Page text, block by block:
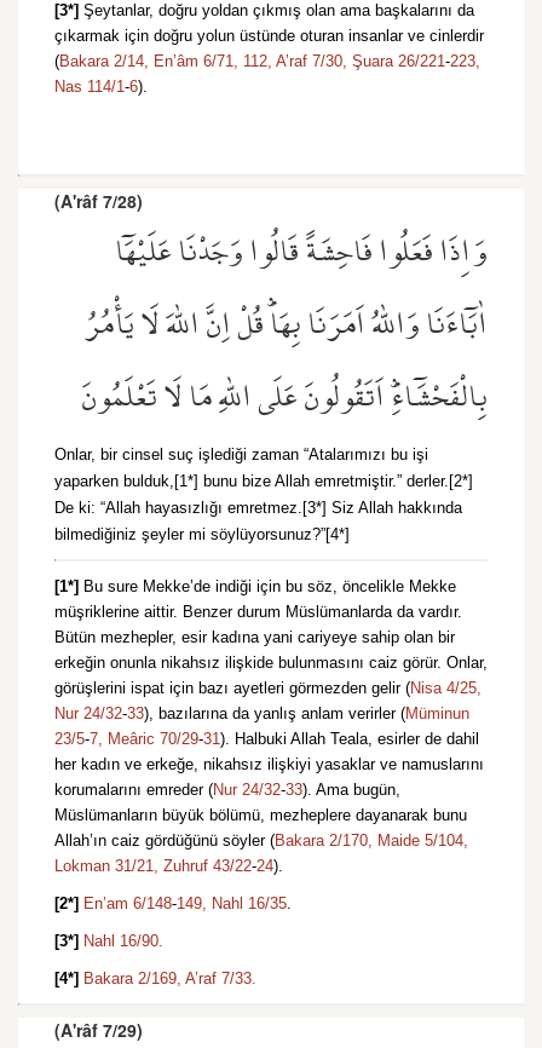
[3*] Şeytanlar, doğru yoldan çıkmış olan ama başkalarını da
çıkarmak için doğru yolun üstünde oturan insanlar ve cinlerdir
(Bakara 2/14, En’âm 6/71, 112, A’raf 7/30, Şuara 26/221-223,
Nas 114/1-6).
(A'râf 7/28)
وَاِذَا فَعَلُوا فَاحِشَةً قَالُوا وَجَدْنَا عَلَيْهَٓا
اٰبَٓاءَنَا وَاللّٰهُ اَمَرَنَا بِهَاۜ قُلْ اِنَّ اللّٰهَ لَا يَأْمُرُ
بِالْفَحْشَٓاءِۜ اَتَقُولُونَ عَلَى اللّٰهِ مَا لَا تَعْلَمُونَ
Onlar, bir cinsel suç işlediği zaman “Atalarımızı bu işi
yaparken bulduk,[1*] bunu bize Allah emretmiştir.” derler.[2*]
De ki: “Allah hayasızlığı emretmez.[3*] Siz Allah hakkında
bilmediğiniz şeyler mi söylüyorsunuz?”[4*]
[1*] Bu sure Mekke’de indiği için bu söz, öncelikle Mekke
müşriklerine aittir. Benzer durum Müslümanlarda da vardır.
Bütün mezhepler, esir kadına yani cariyeye sahip olan bir
erkeğin onunla nikahsız ilişkide bulunmasını caiz görür. Onlar,
görüşlerini ispat için bazı ayetleri görmezden gelir (Nisa 4/25,
Nur 24/32-33), bazılarına da yanlış anlam verirler (Müminun
23/5-7, Meâric 70/29-31). Halbuki Allah Teala, esirler de dahil
her kadın ve erkeğe, nikahsız ilişkiyi yasaklar ve namuslarını
korumalarını emreder (Nur 24/32-33). Ama bugün,
Müslümanların büyük bölümü, mezheplere dayanarak bunu
Allah’ın caiz gördüğünü söyler (Bakara 2/170, Maide 5/104,
Lokman 31/21, Zuhruf 43/22-24).
[2*] En’am 6/148-149, Nahl 16/35.
[3*] Nahl 16/90.
[4*] Bakara 2/169, A’raf 7/33.
(A'râf 7/29)